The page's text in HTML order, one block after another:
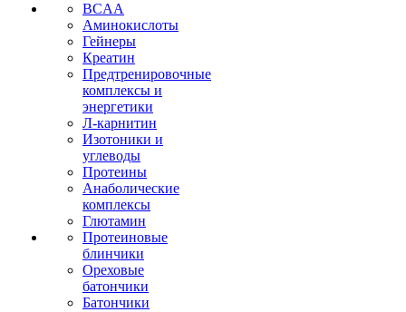
BCAA
Аминокислоты
Гейнеры
Креатин
Предтренировочные
комплексы и
энергетики
Л-карнитин
Изотоники и
углеводы
Протеины
Анаболические
комплексы
Глютамин
Протеиновые
блинчики
Ореховые
батончики
Батончики